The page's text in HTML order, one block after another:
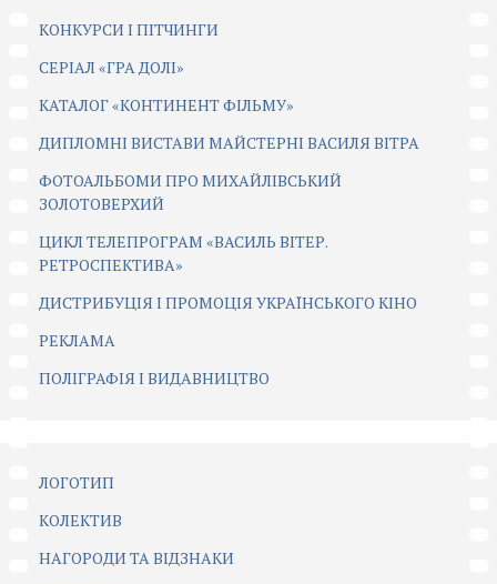
КОНКУРСИ І ПІТЧИНГИ
CЕРІАЛ «ГРА ДОЛІ»
КАТАЛОГ «КОНТИНЕНТ ФІЛЬМУ»
ДИПЛОМНІ ВИСТАВИ МАЙСТЕРНІ ВАСИЛЯ ВІТРА
ФОТОАЛЬБОМИ ПРО МИХАЙЛІВСЬКИЙ
ЗОЛОТОВЕРХИЙ
ЦИКЛ ТЕЛЕПРОГРАМ «ВАСИЛЬ ВІТЕР.
РЕТРОСПЕКТИВА»
ДИСТРИБУЦІЯ І ПРОМОЦІЯ УКРАЇНСЬКОГО КІНО
РЕКЛАМА
ПОЛІГРАФІЯ І ВИДАВНИЦТВО
ЛОГОТИП
КОЛЕКТИВ
НАГОРОДИ ТА ВІДЗНАКИ